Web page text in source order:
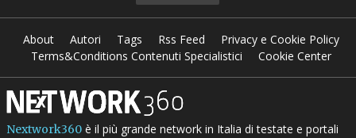
About Autori Tags Rss Feed
Privacy e Cookie Policy
Terms&Conditions Contenuti Specialistici
Cookie Center
Nextwork360è il più grande network in Italia di testate e portali